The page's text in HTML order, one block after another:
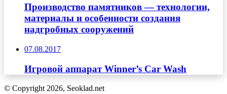
Производство памятников — технологии,
материалы и особенности создания
надгробных сооружений
07.08.2017
Игровой аппарат Winner’s Car Wash
© Copyright 2026, Seoklad.net